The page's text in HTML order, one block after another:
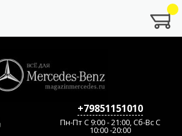
+79851151010
Пн-Пт C 9:00 - 21:00, Сб-Вс С
10:00 -20:00